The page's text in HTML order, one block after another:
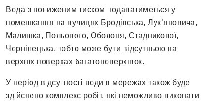
Вода з пониженим тиском подаватиметься у
помешкання на вулицях Бродівська, Лук’яновича,
Малишка, Польового, Оболоня, Стадникової,
Чернівецька, тобто може бути відсутньою на
верхніх поверхах багатоповерхівок.
У період відсутності води в мережах також буде
здійснено комплекс робіт, які неможливо виконати